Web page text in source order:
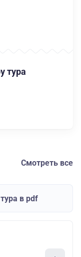
тура
Смотреть все
в pdf